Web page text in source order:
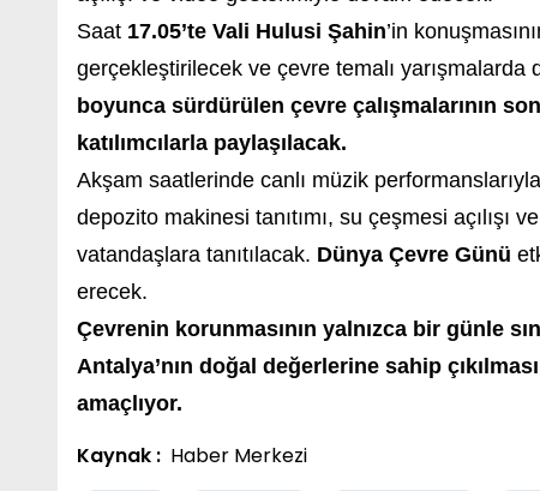
Saat 17.05’te Vali Hulusi Şahin’in
gerçekleştirilecek ve çevre temalı
boyunca sürdürülen çevre çalışmalarının
katılımcılarla paylaşılacak.
Akşam saatlerinde canlı müzik
depozito makinesi tanıtımı, su çeşmesi açılışı
vatandaşlara tanıtılacak. Dünya Çevre Günü
erecek.
Çevrenin korunmasının yalnızca bir günle
Antalya’nın doğal değerlerine sahip
amaçlıyor.
Kaynak : Haber Merkezi